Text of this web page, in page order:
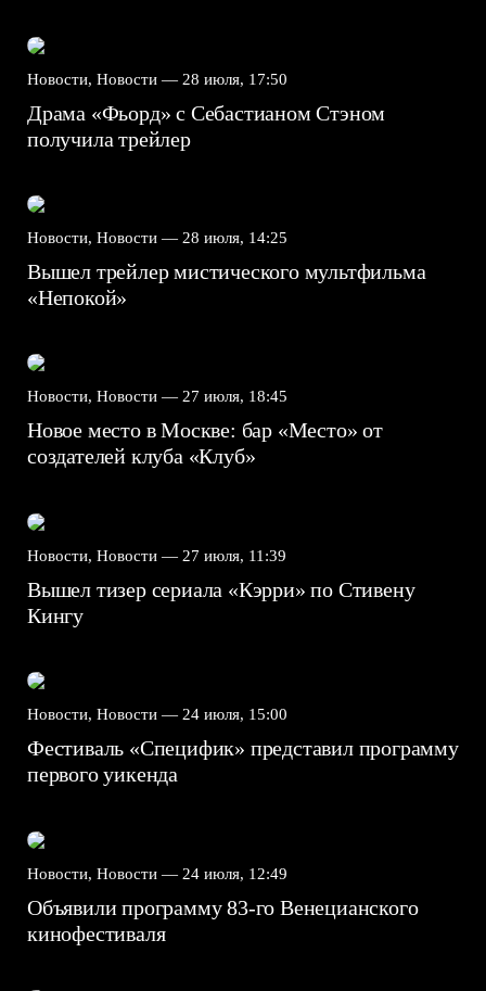
Новости, Новости — 28 июля, 17:50
Драма «Фьорд» с Себастианом Стэном
получила трейлер
Новости, Новости — 28 июля, 14:25
Вышел трейлер мистического мультфильма
«Непокой»
Новости, Новости — 27 июля, 18:45
Новое место в Москве: бар «Место» от
создателей клуба «Клуб»
Новости, Новости — 27 июля, 11:39
Вышел тизер сериала «Кэрри» по Стивену
Кингу
Новости, Новости — 24 июля, 15:00
Фестиваль «Специфик» представил программу
первого уикенда
Новости, Новости — 24 июля, 12:49
Объявили программу 83-го Венецианского
кинофестиваля